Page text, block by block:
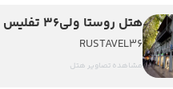
هتل روستا ولی36 تفلیس
RUSTAVEL36
مشاهده تصاویر هتل